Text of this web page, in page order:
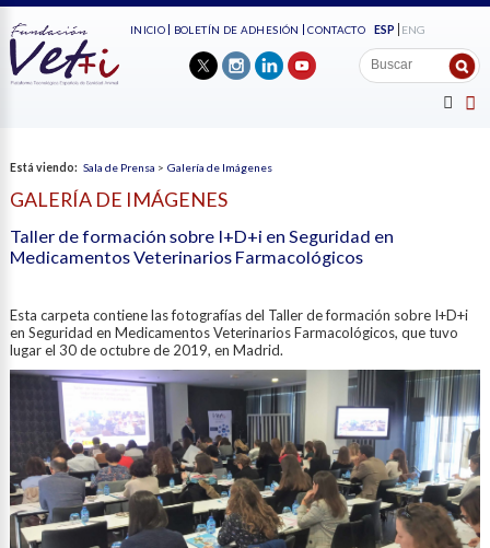
INICIO BOLETÍN DE ADHESIÓN CONTACTO ESP ENG
Está viendo: Sala de Prensa > Galería de Imágenes
GALERÍA DE IMÁGENES
Taller de formación sobre I+D+i en Seguridad en
Medicamentos Veterinarios Farmacológicos
Esta carpeta contiene las fotografías del Taller de formación sobre I+D+i
en Seguridad en Medicamentos Veterinarios Farmacológicos, que tuvo
lugar el 30 de octubre de 2019, en Madrid.